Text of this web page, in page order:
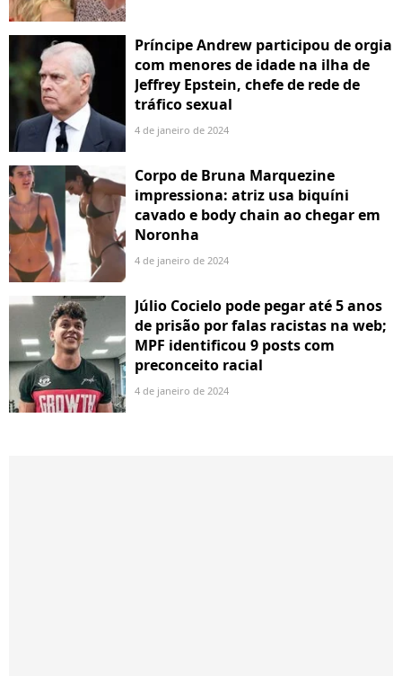
Príncipe Andrew participou de orgia
com menores de idade na ilha de
Jeffrey Epstein, chefe de rede de
tráfico sexual
4 de janeiro de 2024
Corpo de Bruna Marquezine
impressiona: atriz usa biquíni
cavado e body chain ao chegar em
Noronha
4 de janeiro de 2024
Júlio Cocielo pode pegar até 5 anos
de prisão por falas racistas na web;
MPF identificou 9 posts com
preconceito racial
4 de janeiro de 2024